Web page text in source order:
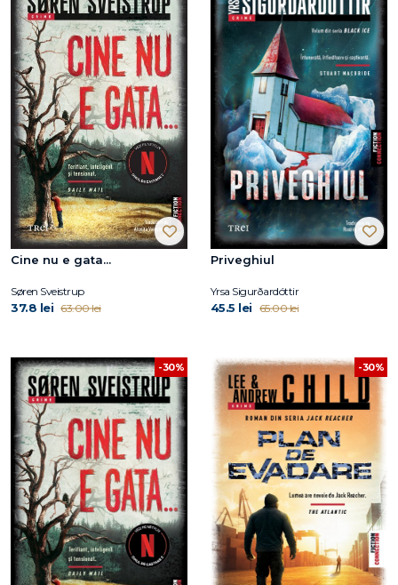
Cine nu e gata...
Søren Sveistrup
37.8 lei 63.00 lei
Priveghiul
Yrsa Sigurðardóttir
45.5 lei 65.00 lei
-30% -30%